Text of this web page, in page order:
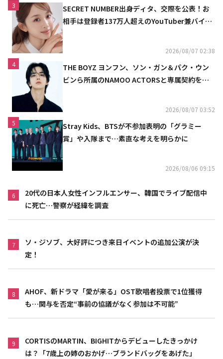
3
SECRET NUMBER出身ディタ、交際を公表！お
相手は登録者137万人超えのYouTuber兼バイオ
2026/08/07 02:38
4
THE BOYZ ヨンフン、ソン・ガン＆パク・ウン
ビンら所属のNAMOO ACTORSと専属契約を締
2026/08/07 03:52
5
Stray Kids、BTSが不参加表明の「グラミー
賞」や入隊まで…素直な考えを明らかに
2026/08/06 09:15
6
20代の日本人女性インフルエンサー、韓国でライブ配信中
に死亡…警察が経緯を調査
7
ソ・ジソブ、大好評につき来日イベントの追加公演が決
定！
8
AHOF、新ドラマ「愛が来る」OST歌唱者投票で1位獲得
も…関与を否定“事前の協議がなく参加は不可能”
9
CORTISのMARTIN、BIGHITからデビューしたきっかけ
は？「7歳上の姉のおかげ…ブランドバッグをあげた」